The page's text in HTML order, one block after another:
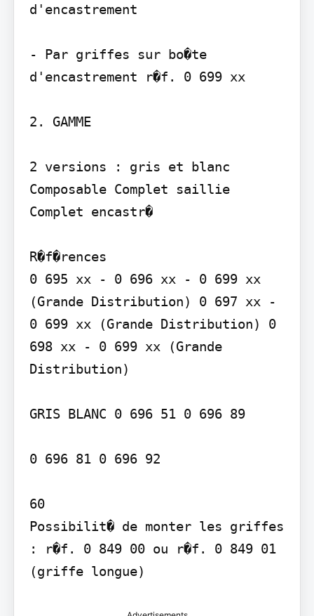
d'encastrement
- Par griffes sur bo�te
d'encastrement r�f. 0 699 xx
2. GAMME
2 versions : gris et blanc
Composable Complet saillie
Complet encastr�
R�f�rences
0 695 xx - 0 696 xx - 0 699 xx
(Grande Distribution) 0 697 xx -
0 699 xx (Grande Distribution) 0
698 xx - 0 699 xx (Grande
Distribution)
GRIS BLANC 0 696 51 0 696 89
0 696 81 0 696 92
60
Possibilit� de monter les griffes
: r�f. 0 849 00 ou r�f. 0 849 01
(griffe longue)